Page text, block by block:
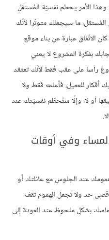
وهذا الأمر يحطم نفسيّة المُستقل
ما سيجعلك متوتّرا لأنّك
الاتّفاق عبارة عن بناء موقع
بفكرة المشروع لا يعني
رأسا على عقب فقط لأنّك تعتقد
للعميل، فأعلمه فقط ولا
أو لا، وإلّا ستُحطّم نفسيّتك عند
وفي أوقات
عند الجلوس مع عائلتك أو
أقصى حد ولا تجعل الهموم تقف
بشكل ملحوظ عند العودة إلى